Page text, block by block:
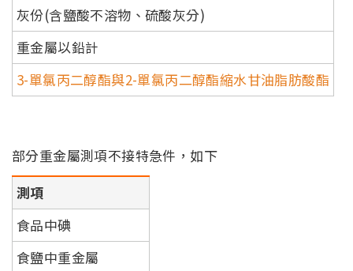
灰份(含鹽酸不溶物、硫酸灰分)
重金屬以鉛計
3-單氯丙二醇酯與2-單氯丙二醇酯縮水甘油脂肪酸酯
部分重金屬測項不接特急件，如下
測項
食品中碘
食鹽中重金屬